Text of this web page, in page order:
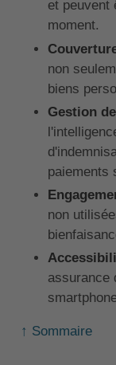
et peuvent
moment.
non
biens
Gestion
paiements
non
assurance
↑ Sommaire